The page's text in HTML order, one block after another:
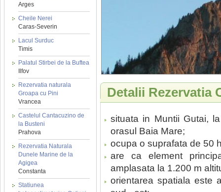
Arges
Cheile Nerei
Caras-Severin
Lacul Surduc
Timis
Palatul Stirbei de la Buftea
Ilfov
Rezervatia naturala
Groapa cu Pini
Vrancea
Castelul Cantacuzino de
la Busteni
Prahova
Rezervatia Naturala
Dunele Marine de la
Agigea
Constanta
Statiunea
Detalii Rezervatia
situata in Muntii Gutai,
orasul Baia Mare;
ocupa o suprafata de 50
are ca element
amplasata la 1.200 m
orientarea spatiala este